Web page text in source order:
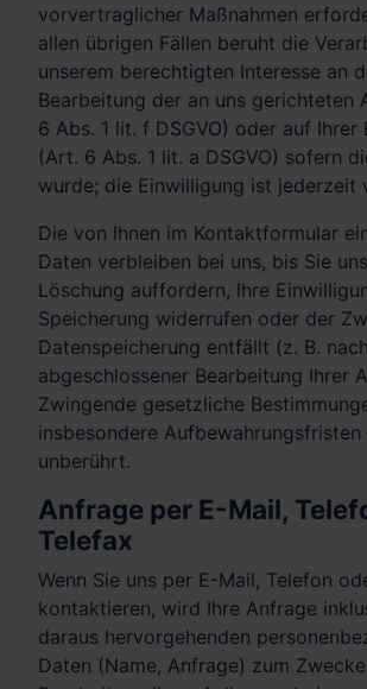
vorvertraglicher Maßnahmen
allen übrigen Fällen beruht die
unserem berechtigten Interesse an
Bearbeitung der an uns gerichteten
6 Abs. 1 lit. f DSGVO) oder auf Ihrer
(Art. 6 Abs. 1 lit. a DSGVO) sofern
wurde; die Einwilligung ist jederzeit
Die von Ihnen im Kontaktformular
Daten verbleiben bei uns, bis Sie
Löschung auffordern, Ihre
Speicherung widerrufen oder der
Datenspeicherung entfällt (z. B. nach
abgeschlossener Bearbeitung Ihrer
Zwingende gesetzliche
insbesondere Aufbewahrungsfristen
unberührt.
Anfrage per E-Mail,
Telefax
Wenn Sie uns per E-Mail, Telefon
kontaktieren, wird Ihre Anfrage
daraus hervorgehenden
Daten (Name, Anfrage) zum